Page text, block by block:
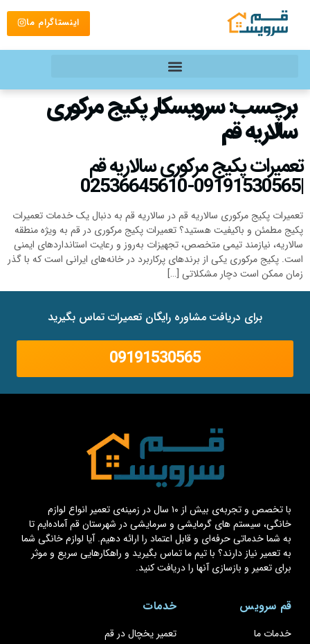
اینستاگرام ما
برچسب:سرویسکار پکیج مرکوری
سالاریه قم
تعمیرات پکیج مرکوری سالاریه قم
|09191530565-02536645610
تعمیرات پکیج مرکوری سالاریه قم در سالاریه قم به دنبال یک خدمات تعمیرات
پکیج مطمئن و باکیفیت هستید؟ تعمیرات پکیج مرکوری در قم به ویژه منطقه
سالاریه، نیازمند تیمی متخصص، تجهیزات به‌روز و رعایت استانداردهای ایمنی
است. پکیج مرکوری یکی از برندهای پرکاربرد در خانه‌های ایرانی است که با گذر
زمان ممکن است دچار مشکلاتی […]
برای دریافت مشاوره رایگان تعمیرات تماس بگیرید
09191530565
با تخصص و تجربه‌ی بیش از ۱۰ سال در زمینه‌ی تعمیر انواع لوازم
خانگی، سیستم های گرمایشی و سرمایشی در شهرستان قم آماده‌ایم تا
به شما خدماتی حرفه‌ای و قابل اعتماد را ارائه دهیم. آیا لوازم خانگی شما
به تعمیر نیاز دارند؟ با تیم ما تماس بگیرید و راهکارهایی سریع و موثر
برای تعمیر و بازسازی آنها را دریافت کنید.
قم سرویس
خدمات ما
خدمات
تعمیر یخچال در قم